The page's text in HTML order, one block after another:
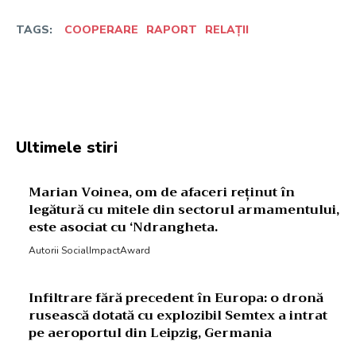
TAGS: COOPERARE RAPORT RELAȚII
Ultimele stiri
Marian Voinea, om de afaceri reținut în
legătură cu mitele din sectorul armamentului,
este asociat cu ‘Ndrangheta.
Autorii SocialImpactAward
Infiltrare fără precedent în Europa: o dronă
rusească dotată cu explozibil Semtex a intrat
pe aeroportul din Leipzig, Germania